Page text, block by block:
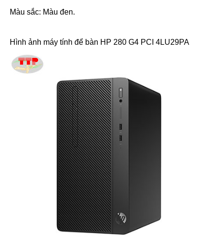
Màu sắc: Màu đen.
Hình ảnh máy tính để bàn HP 280 G4 PCI 4LU29PA